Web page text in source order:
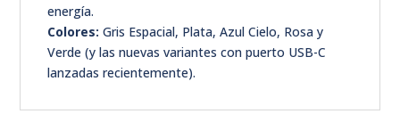
energía.
Colores: Gris Espacial, Plata, Azul Cielo, Rosa y
Verde (y las nuevas variantes con puerto USB-C
lanzadas recientemente).